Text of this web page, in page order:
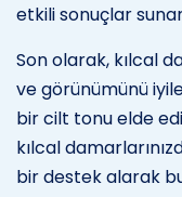
etkili sonuçlar
Son olarak, kılcal
ve görünümünü
bir cilt tonu elde
kılcal
bir destek alarak